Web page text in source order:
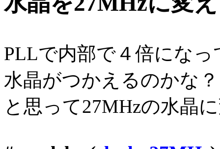
PLLで内部で４倍にな
水晶がつかえるのかな？
と思って27MHzの水晶